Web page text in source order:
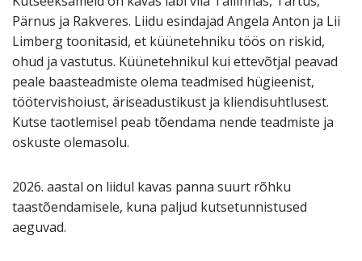
Pärnus ja Rakveres. Liidu esindajad Angela Anton ja Lii
Limberg toonitasid, et küünetehniku töös on riskid,
ohud ja vastutus. Küünetehnikul kui ettevõtjal peavad
peale baasteadmiste olema teadmised hügieenist,
töötervishoiust, äriseadustikust ja kliendisuhtlusest.
Kutse taotlemisel peab tõendama nende teadmiste ja
oskuste olemasolu.
2026. aastal on liidul kavas panna suurt rõhku
taastõendamisele, kuna paljud kutsetunnistused
aeguvad.